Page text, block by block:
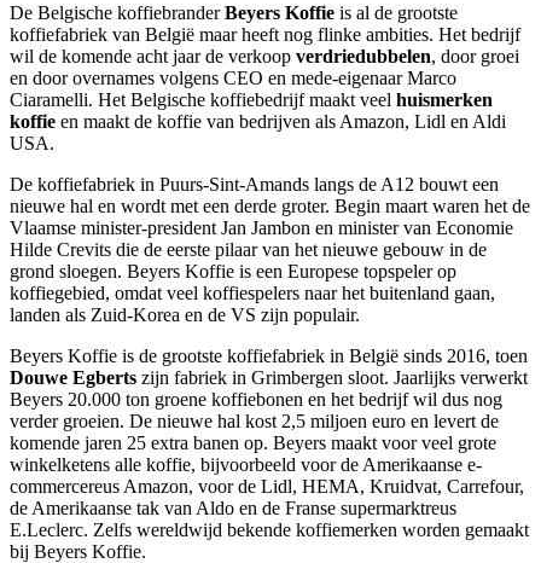
De Belgische koffiebranderBeyers Koffie is al de grootste
koffiefabriek van België maar heeft nog flinke ambities. Het bedrijf
wil de komende acht jaar de verkoop verdriedubbelen, door groei
en door overnames volgens CEO en mede-eigenaar Marco
Ciaramelli. Het Belgische koffiebedrijf maakt veel huismerken
koffie en maakt de koffie van bedrijven als Amazon, Lidl en Aldi
USA.
De koffiefabriek in Puurs-Sint-Amands langs de A12 bouwt een
nieuwe hal en wordt met een derde groter. Begin maart waren het de
Vlaamse minister-president Jan Jambon en minister van Economie
Hilde Crevits die de eerste pilaar van het nieuwe gebouw in de
grond sloegen. Beyers Koffie is een Europese topspeler op
koffiegebied, omdat veel koffiespelers naar het buitenland gaan,
landen als Zuid-Korea en de VS zijn populair.
Beyers Koffie is de grootste koffiefabriek in België sinds 2016, toen
Douwe Egberts zijn fabriek in Grimbergen sloot. Jaarlijks verwerkt
Beyers 20.000 ton groene koffiebonen en het bedrijf wil dus nog
verder groeien. De nieuwe hal kost 2,5 miljoen euro en levert de
komende jaren 25 extra banen op. Beyers maakt voor veel grote
winkelketens alle koffie, bijvoorbeeld voor de Amerikaanse e-
commercereus Amazon, voor de Lidl, HEMA, Kruidvat, Carrefour,
de Amerikaanse tak van Aldo en de Franse supermarktreus
E.Leclerc. Zelfs wereldwijd bekende koffiemerken worden gemaakt
bij Beyers Koffie.